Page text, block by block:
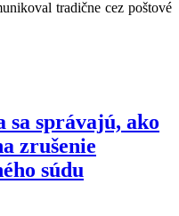
tradične cez poštové
správajú, ako
zrušenie
súdu